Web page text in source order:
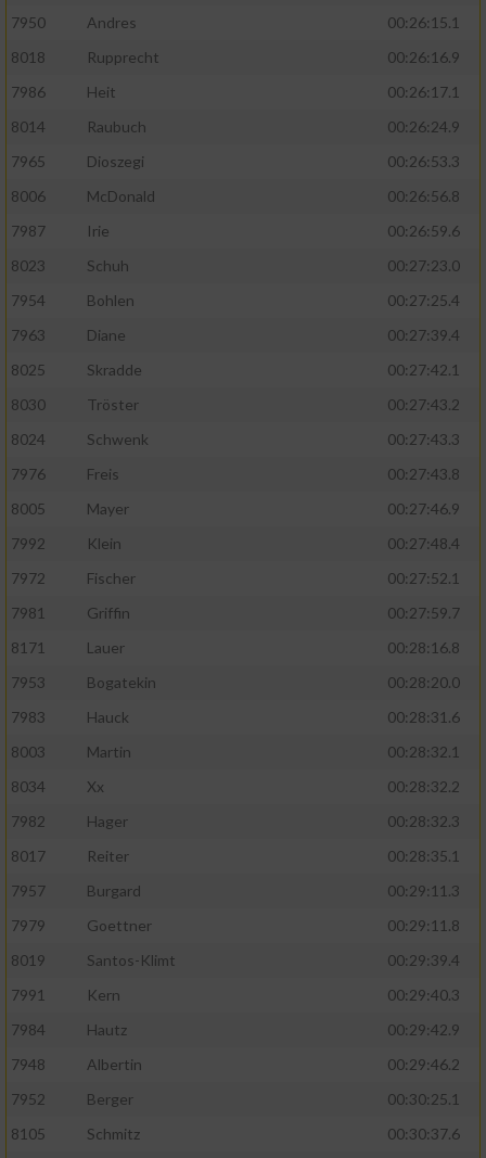
7950
Andres
00:26:15.1
8018
Rupprecht
00:26:16.9
7986
Heit
00:26:17.1
8014
Raubuch
00:26:24.9
7965
Dioszegi
00:26:53.3
8006
McDonald
00:26:56.8
7987
Irie
00:26:59.6
8023
Schuh
00:27:23.0
7954
Bohlen
00:27:25.4
7963
Diane
00:27:39.4
8025
Skradde
00:27:42.1
8030
Tröster
00:27:43.2
8024
Schwenk
00:27:43.3
7976
Freis
00:27:43.8
8005
Mayer
00:27:46.9
7992
Klein
00:27:48.4
7972
Fischer
00:27:52.1
7981
Griffin
00:27:59.7
8171
Lauer
00:28:16.8
7953
Bogatekin
00:28:20.0
7983
Hauck
00:28:31.6
8003
Martin
00:28:32.1
8034
Xx
00:28:32.2
7982
Hager
00:28:32.3
8017
Reiter
00:28:35.1
7957
Burgard
00:29:11.3
7979
Goettner
00:29:11.8
8019
Santos-Klimt
00:29:39.4
7991
Kern
00:29:40.3
7984
Hautz
00:29:42.9
7948
Albertin
00:29:46.2
7952
Berger
00:30:25.1
8105
Schmitz 00:30:37.6